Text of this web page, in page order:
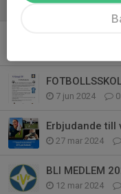
9 feb, 11:15
7 jun 2024 0
Erbjudande till
27 mar 2024
BLI MEDLEM
12 mar 2024